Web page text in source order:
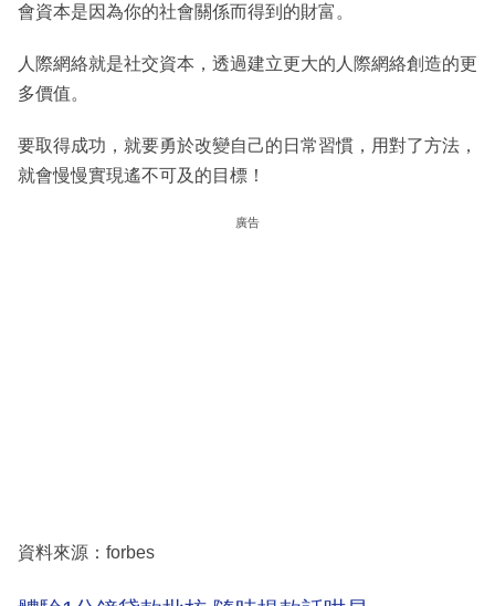
會資本是因為你的社會關係而得到的財富。
人際網絡就是社交資本，透過建立更大的人際網絡創造的更
多價值。
要取得成功，就要勇於改變自己的日常習慣，用對了方法，
就會慢慢實現遙不可及的目標！
廣告
資料來源：forbes